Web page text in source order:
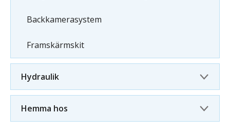
Backkamerasystem
Framskärmskit
Hydraulik
Hemma hos